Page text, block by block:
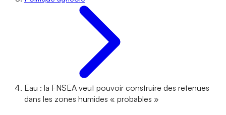
Eau : la FNSEA veut pouvoir construire des retenues
dans les zones humides « probables »